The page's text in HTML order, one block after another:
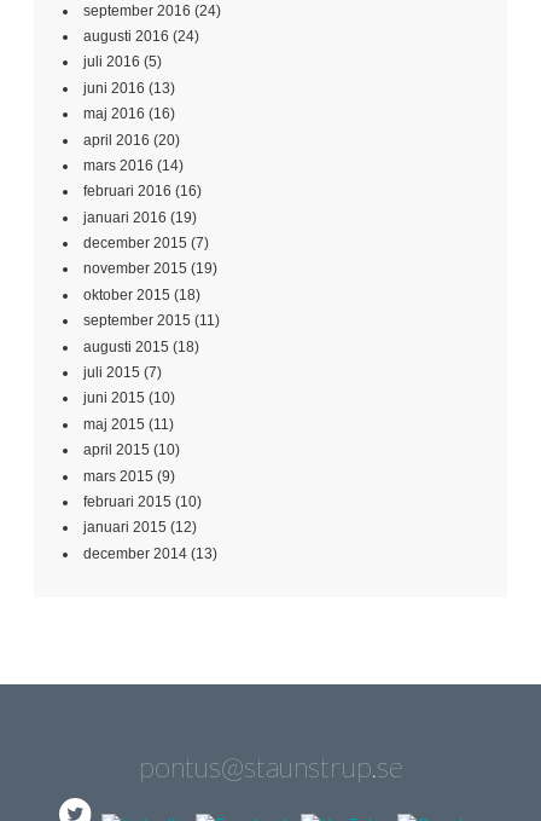
september 2016 (24)
augusti 2016 (24)
juli 2016 (5)
juni 2016 (13)
maj 2016 (16)
april 2016 (20)
mars 2016 (14)
februari 2016 (16)
januari 2016 (19)
december 2015 (7)
november 2015 (19)
oktober 2015 (18)
september 2015 (11)
augusti 2015 (18)
juli 2015 (7)
juni 2015 (10)
maj 2015 (11)
april 2015 (10)
mars 2015 (9)
februari 2015 (10)
januari 2015 (12)
december 2014 (13)
pontus@staunstrup.se